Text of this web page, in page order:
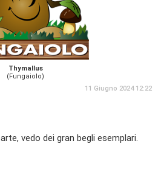
Thymallus
(Fungaiolo)
11 Giugno 2024 12:22
vedo dei gran begli esemplari.